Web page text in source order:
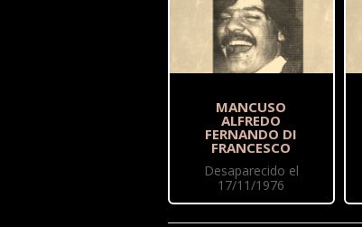
MANCUSO
ALFREDO
FERNANDO DI
FRANCESCO
Desaparecido el
17/11/1976